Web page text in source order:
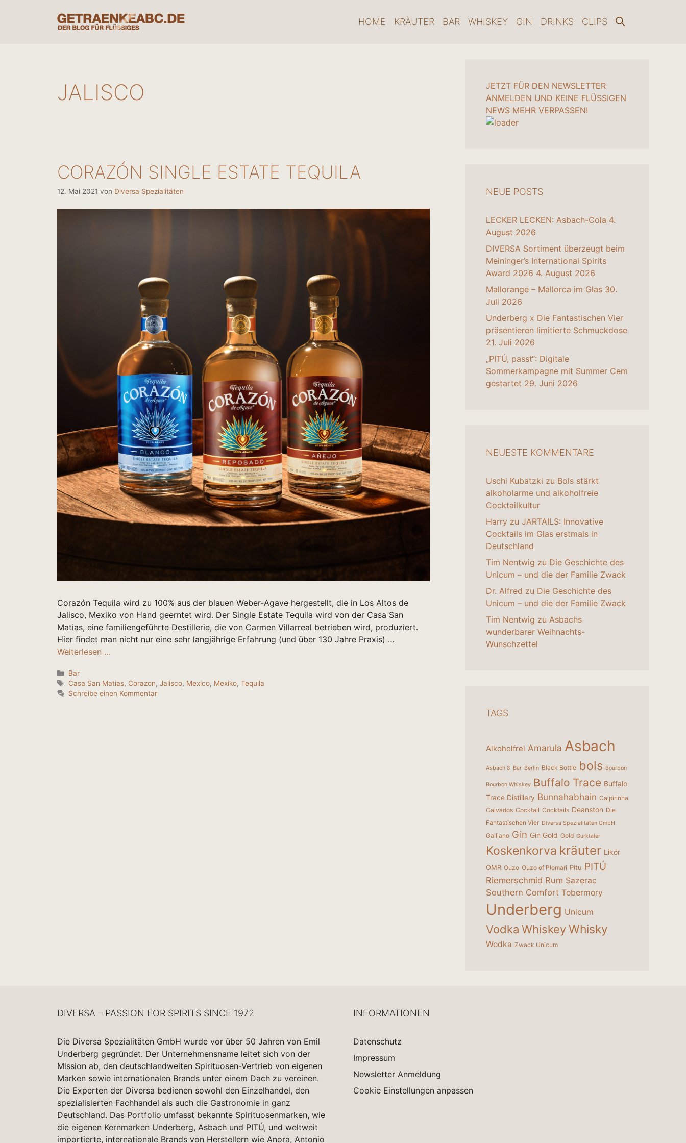
HOME KRÄUTER BAR WHISKEY GIN DRINKS CLIPS
JALISCO
CORAZÓN SINGLE ESTATE TEQUILA
12. Mai 2021 von Diversa Spezialitäten
Corazón Tequila wird zu 100% aus der blauen Weber-Agave hergestellt, die in Los Altos de
Jalisco, Mexiko von Hand geerntet wird. Der Single Estate Tequila wird von der Casa San
Matias, eine familiengeführte Destillerie, die von Carmen Villarreal betrieben wird, produziert.
Hier findet man nicht nur eine sehr langjährige Erfahrung (und über 130 Jahre Praxis) …
Weiterlesen …
Kategorien
Bar
Schlagwörter
Casa San Matias, Corazon, Jalisco, Mexico, Mexiko, Tequila
Schreibe einen Kommentar
JETZT FÜR DEN NEWSLETTER
ANMELDEN UND KEINE FLÜSSIGEN
NEWS MEHR VERPASSEN!
NEUE POSTS
LECKER LECKEN: Asbach-Cola 4.
August 2026
DIVERSA Sortiment überzeugt beim
Meininger’s International Spirits
Award 2026 4. August 2026
Mallorange – Mallorca im Glas 30.
Juli 2026
Underberg x Die Fantastischen Vier
präsentieren limitierte Schmuckdose
21. Juli 2026
„PITÚ, passt“: Digitale
Sommerkampagne mit Summer Cem
gestartet 29. Juni 2026
NEUESTE KOMMENTARE
Uschi Kubatzki zu Bols stärkt
alkoholarme und alkoholfreie
Cocktailkultur
Harry zu JARTAILS: Innovative
Cocktails im Glas erstmals in
Deutschland
Tim Nentwig zu Die Geschichte des
Unicum – und die der Familie Zwack
Dr. Alfred zu Die Geschichte des
Unicum – und die der Familie Zwack
Tim Nentwig zu Asbachs
wunderbarer Weihnachts-
Wunschzettel
TAGS
Alkoholfrei Amarula Asbach
Asbach 8 Bar Berlin Black Bottle bols Bourbon
Bourbon Whiskey Buffalo Trace Buffalo
Trace Distillery Bunnahabhain Caipirinha
Calvados Cocktail Cocktails Deanston Die
Fantastischen Vier Diversa Spezialitäten GmbH
Galliano Gin Gin Gold Gold Gurktaler
Koskenkorva kräuter Likör
OMR Ouzo Ouzo of Plomari Pitu PITÚ
Riemerschmid Rum Sazerac
Southern Comfort Tobermory
Underberg Unicum
Vodka WhiskeyWhisky
Wodka Zwack Unicum
DIVERSA – PASSION FOR SPIRITS SINCE 1972
Die Diversa Spezialitäten GmbH wurde vor über 50 Jahren von Emil
Underberg gegründet. Der Unternehmensname leitet sich von der
Mission ab, den deutschlandweiten Spirituosen-Vertrieb von eigenen
Marken sowie internationalen Brands unter einem Dach zu vereinen.
Die Experten der Diversa bedienen sowohl den Einzelhandel, den
spezialisierten Fachhandel als auch die Gastronomie in ganz
Deutschland. Das Portfolio umfasst bekannte Spirituosenmarken, wie
die eigenen Kernmarken Underberg, Asbach und PITÚ, und weltweit
importierte, internationale Brands von Herstellern wie Anora, Antonio
INFORMATIONEN
Datenschutz
Impressum
Newsletter Anmeldung
Cookie Einstellungen anpassen